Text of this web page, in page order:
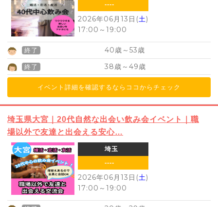
----
2026年06月13日(土)
17:00 ～ 19:00
終了 40歳～ 53歳
終了 38歳～ 49歳
イベント詳細を確認するならココからチェック
埼玉県大宮｜20代自然な出会い飲み会イベント｜職
場以外で友達と出会える安心…
埼玉
----
2026年06月13日(土)
17:00 ～ 19:00